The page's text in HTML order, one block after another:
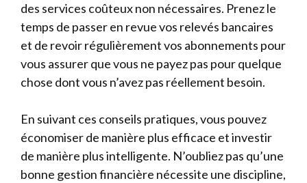
des services coûteux non nécessaires. Prenez le
temps de passer en revue vos relevés bancaires
et de revoir régulièrement vos abonnements pour
vous assurer que vous ne payez pas pour quelque
chose dont vous n’avez pas réellement besoin.
En suivant ces conseils pratiques, vous pouvez
économiser de manière plus efficace et investir
de manière plus intelligente. N’oubliez pas qu’une
bonne gestion financière nécessite une discipline,